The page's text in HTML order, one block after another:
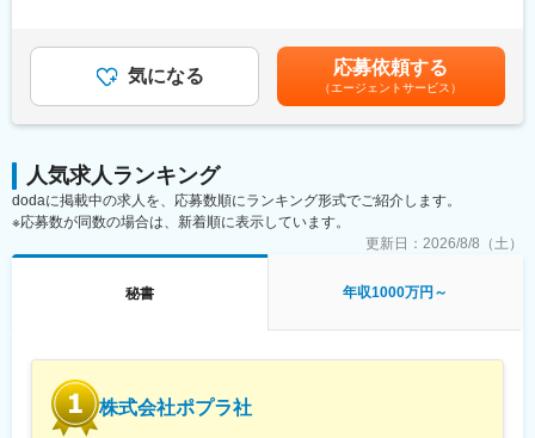
・平均残業時間：10時間／多忙期でも残業～30時間程度
・出張：役員同行で2か月に1回程度発生
・寮、社宅制度あり
【資源からインフラを支える／石灰石の国内生産量No.1】
当社は、1939年、石炭・鉄鉱石などの製鉄原料の総合開発・安定
供給を目的として、現日本製鉄の鉱山部門から独立して設立され
ました。
国内外で鉱山開発を手掛ける総合資源会社として、人々の生活を
※石灰石とは：
資源」として非常に重要視されています。
変更の範囲：会社の定める業務
担当し、訪問者への対応も行います。
役員が経営課題に取り組む際は、資料準備やタスク管理のサポー
トを行い、必要な情報が整った状態をつくります。多様な関係者
■業務の魅力：経営層の近くで秘書スキルを伸ばしながら、配属組
織特有の調整業務にも関わることができます。日々の業務改善や
提案が歓迎されるため、自分の働きかけが組織の効率化に直結し
■キャリアパス：秘書として経営層に近い立場で経験を積みつつ、
アシスタントとしての役割拡大など、組織を支えるキャリアを描
■企業魅力：当社は、東京都目黒区に本社を構える東証プライム上
場の大手電子機器メーカーです。主に自動車用LEDヘッドランプ
勤手当賃金はあくまでも目安の金額であり、選考を通じて上下す
る可能性があります。月給(月額)は固定手当を含めた表記です。
気になる 応募依頼する
（エージェントサービス）
人気求人ランキング
dodaに掲載中の求人を、応募数順にランキング形式でご紹介します。
※応募数が同数の場合は、新着順に表示しています。
更新日： 2026/8/8（土）
秘書 年収1000万円～
株式会社ポプラ社